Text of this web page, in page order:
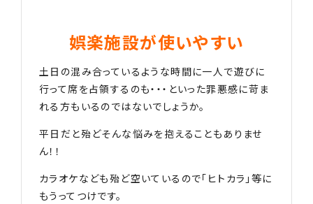
娯楽施設が使いやすい
土日の混み合っているような時間に一人で遊びに
行って席を占領するのも・・・といった罪悪感に苛ま
れる方もいるのではないでしょうか。
平日だと殆どそんな悩みを抱えることもありませ
ん！！
カラオケなども殆ど空いているので「ヒトカラ」等に
もうってつけです。